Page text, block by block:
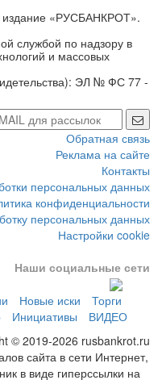
издание «РУСБАНКРОТ».
службой по надзору в
и массовых
ЭЛ № ФС 77 -
Обратная связь
Реклама на сайте
Контакты
персональных данных
конфиденциальности
персональных данных
Настройки cookie
Наши социальные сети
Новые иски
Торги
Инициативы
ВИДЕО
© 2019-2026 rusbankrot.ru
сайта в сети Интернет,
в виде гиперссылки на